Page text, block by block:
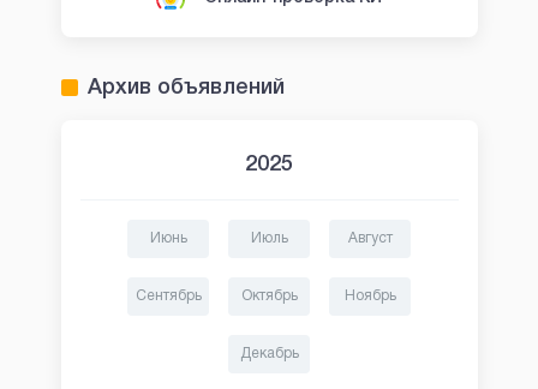
Архив объявлений
2025
Июнь Июль Август
Сентябрь Октябрь Ноябрь
Декабрь